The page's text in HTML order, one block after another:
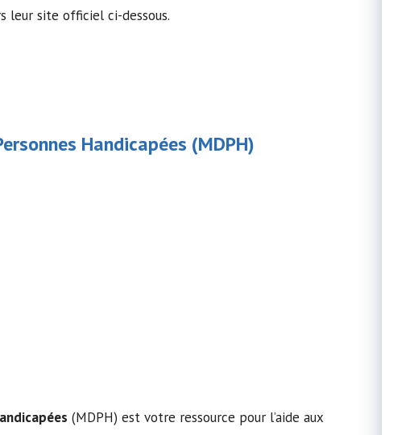
leur site officiel ci-dessous.
Handicapées (MDPH)
(MDPH) est votre ressource pour l’aide aux